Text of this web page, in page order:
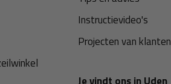
Instructievideo's
Projecten van klanten
Je vindt ons in Uden